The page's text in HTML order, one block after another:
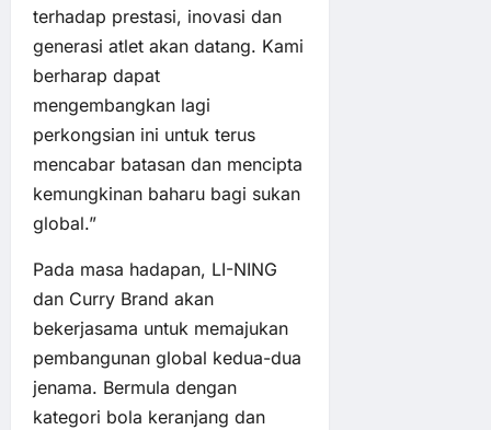
terhadap prestasi, inovasi dan
generasi atlet akan datang. Kami
berharap dapat
mengembangkan lagi
perkongsian ini untuk terus
mencabar batasan dan mencipta
kemungkinan baharu bagi sukan
global.”
Pada masa hadapan, LI-NING
dan Curry Brand akan
bekerjasama untuk memajukan
pembangunan global kedua-dua
jenama. Bermula dengan
kategori bola keranjang dan